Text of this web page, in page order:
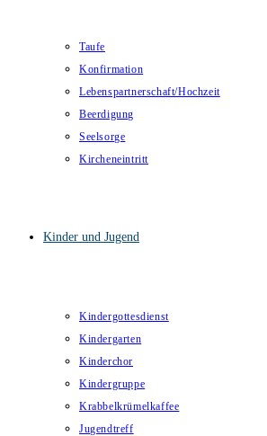
Taufe
Konfirmation
Lebenspartnerschaft/Hochzeit
Beerdigung
Seelsorge
Kircheneintritt
Kinder und Jugend
Kindergottesdienst
Kindergarten
Kinderchor
Kindergruppe
Krabbelkrümelkaffee
Jugendtreff